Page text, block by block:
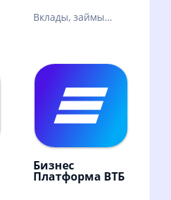
Вклады, займы
ипотека. Курсы
валют
Бизнес
Платформа ВТБ